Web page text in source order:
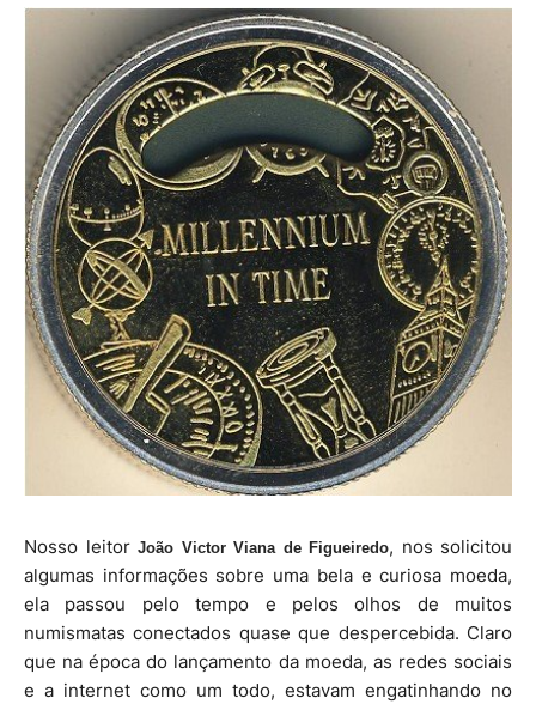
Nosso leitor João Victor Viana de Figueiredo, nos solicitou
algumas informações sobre uma bela e curiosa moeda,
ela passou pelo tempo e pelos olhos de muitos
numismatas conectados quase que despercebida. Claro
que na época do lançamento da moeda, as redes sociais
e a internet como um todo, estavam engatinhando no